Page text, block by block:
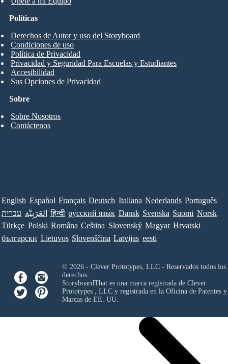
Sobre
Sobre Nosotros
Contáctenos
Políticas
Derechos de Autor y uso del Storyboard
Condiciones de uso
Política de Privacidad
Privacidad y Seguridad Para Escuelas y Estudiantes
Accesibilidad
Sus Opciones de Privacidad
English Español Français Deutsch Italiana Nederlands Português
עברית العَرَبِيَّة हिन्दी ру́сский язы́к Dansk Svenska Suomi Norsk
Türkçe Polski Româna Ceština Slovenský Magyar Hrvatski
български Lietuvos Slovenščina Latvijas eesti
© 2026 - Clever Prototypes, LLC - Reservados todos los
derechos.
StoryboardThat es una marca registrada de Clever
Prototypes , LLCy registrada en la Oficina de Patentes y
Marcas de EE. UU.